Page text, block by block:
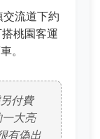
交流道下約
桃園客運
。
付費
大亮
有偽出